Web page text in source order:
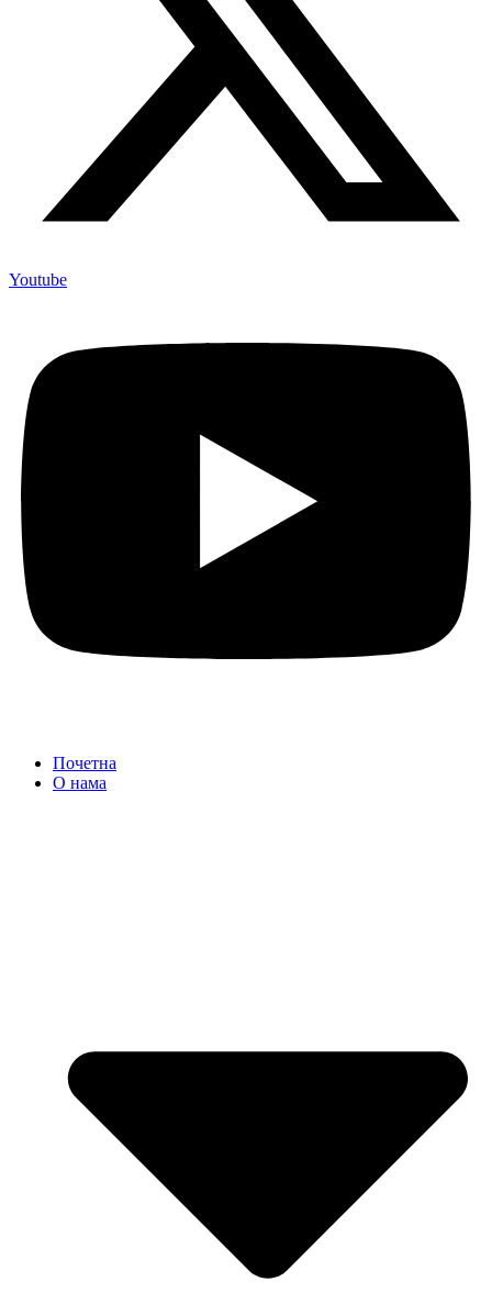
Youtube
Почетна
О нама